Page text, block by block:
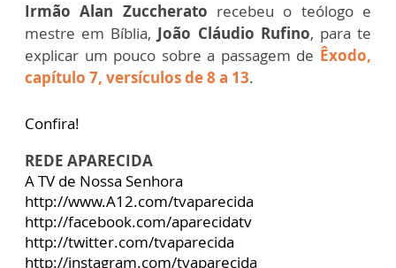
Irmão Alan Zuccherato recebeu o teólogo e
mestre em Bíblia, João Cláudio Rufino, para te
explicar um pouco sobre a passagem de Êxodo,
capítulo 7, versículos de 8 a 13.
Confira!
REDE APARECIDA
A TV de Nossa Senhora
http://www.A12.com/tvaparecida
http://facebook.com/aparecidatv
http://twitter.com/tvaparecida
http://instagram.com/tvaparecida